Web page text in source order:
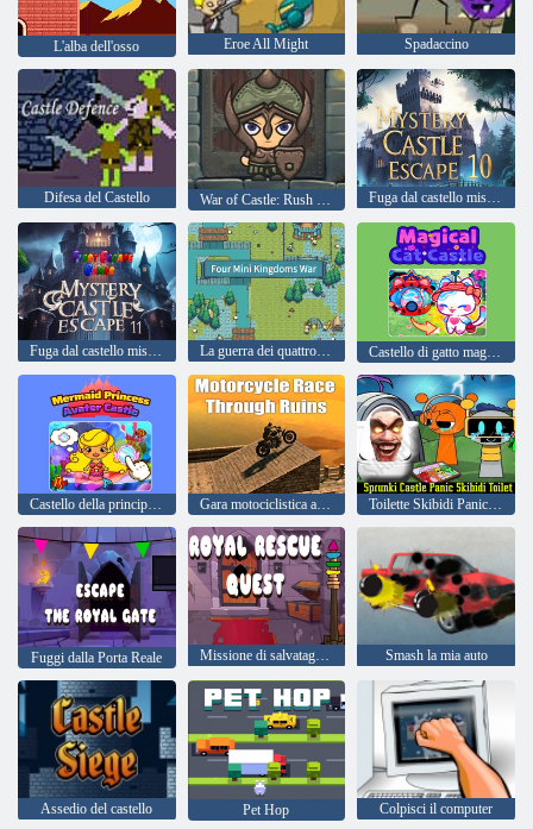
L'alba dell'osso Eroe All Might Spadaccino
Difesa del Castello Fuga dal castello misterioso 10
Fuga dal castello misterioso 11 La guerra dei quattro mini regni Castello di gatto magico
Castello della principessa sirena Avater Gara motociclistica attraverso le rovine Toilette Skibidi Panic del Castello di Sprunki
Fuggi dalla Porta Reale Missione di salvataggio reale Smash la mia auto
Assedio del castello Pet Hop Colpisci il computer